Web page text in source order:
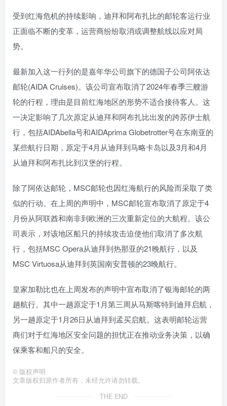
受到红海危机的持续影响，迪拜和阿布扎比的邮轮客运行业
正面临不断的变革，运营商纷纷取消或调整航线以应对局
势。
最新加入这一行列的是嘉年华公司旗下的德国子公司阿依达
邮轮(AIDA Cruises)。该公司宣布取消了2024年春季三艘游
轮的行程，理由是目前红海地区的形势不适合接待客人。这
一决定影响了几次原定从迪拜和阿布扎比出发的跨苏伊士航
行，包括AIDAbella号和AIDAprima Globetrotter号在东南亚的
某些航行日期，原定于4月从迪拜到马略卡岛以及3月和4月
从迪拜和阿布扎比到汉堡的行程。
除了阿依达邮轮，MSC邮轮也因红海航行的风险而采取了类
似的行动。在上周的声明中，MSC邮轮宣布取消了原定于4
月份从阿联酋和南非到欧洲的三次重新定位的大航程。该公
司表示，对该地区船只的持续攻击迫使他们取消了多次航
行，包括MSC Opera从迪拜到热那亚的21晚航行，以及
MSC Virtuosa从迪拜到英国南安普顿的23晚航行。
皇家加勒比也在上周发布的声明中宣布取消了银海邮轮的两
趟航行。其中一趟原定于1月第三周从马斯喀特到迪拜启航，
另一趟原定于1月26日从迪拜到孟买启航。这表明邮轮运营
商们对于红海地区安全问题的担忧正在推动业务决策，以确
保乘客和船只的安全。
© 版权声明
文章版权归原作者所有，未经允许请勿转载。
THE END